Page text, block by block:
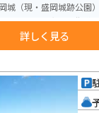
城（現・盛岡城跡公園
ートは「志和稲荷街道
。鳥居から本殿、そし
くり歩いても15分ほど
おかげで、退屈せず参
ンス温泉」やブルーベ
詳しく見る